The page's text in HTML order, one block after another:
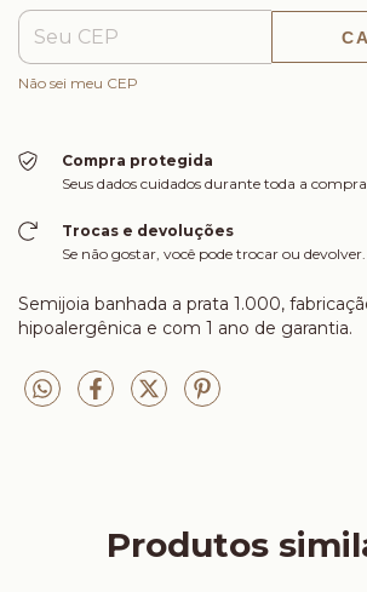
Não sei meu CEP
Compra protegida
Seus dados cuidados durante toda a compra.
Trocas e devoluções
Se não gostar, você pode trocar ou devolver.
Semijoia banhada a prata 1.000,
hipoalergênica e com 1 ano de garantia.
Produtos